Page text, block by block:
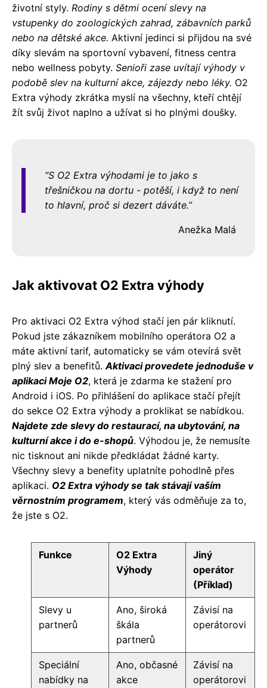
životní styly. Rodiny s dětmi ocení slevy na
vstupenky do zoologických zahrad, zábavních parků
nebo na dětské akce. Aktivní jedinci si přijdou na své
díky slevám na sportovní vybavení, fitness centra
nebo wellness pobyty. Senioři zase uvítají výhody v
podobě slev na kulturní akce, zájezdy nebo léky. O2
Extra výhody zkrátka myslí na všechny, kteří chtějí
žít svůj život naplno a užívat si ho plnými doušky.
S O2 Extra výhodami je to jako s
třešničkou na dortu - potěší, i když to není
to hlavní, proč si dezert dáváte.
Anežka Malá
Jak aktivovat O2 Extra výhody
Pro aktivaci O2 Extra výhod stačí jen pár kliknutí.
Pokud jste zákazníkem mobilního operátora O2 a
máte aktivní tarif, automaticky se vám otevírá svět
plný slev a benefitů. Aktivaci provedete jednoduše v
aplikaci Moje O2, která je zdarma ke stažení pro
Android i iOS. Po přihlášení do aplikace stačí přejít
do sekce O2 Extra výhody a proklikat se nabídkou.
Najdete zde slevy do restaurací, na ubytování, na
kulturní akce i do e-shopů. Výhodou je, že nemusíte
nic tisknout ani nikde předkládat žádné karty.
Všechny slevy a benefity uplatníte pohodlně přes
aplikaci. O2 Extra výhody se tak stávají vaším
věrnostním programem, který vás odměňuje za to,
že jste s O2.
Funkce
O2 Extra
Výhody
Jiný
operátor
(Příklad)
Slevy u
partnerů
Ano, široká
škála
partnerů
Závisí na
operátorovi
Speciální
nabídky na
Ano, občasné
akce
Závisí na
operátorovi